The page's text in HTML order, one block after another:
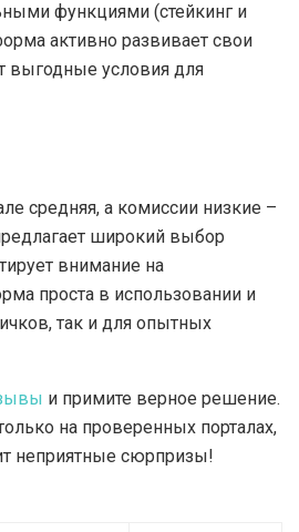
функциями (стейкинг и
активно развивает свои
выгодные условия для
средняя, а комиссии низкие –
широкий выбор
внимание на
проста в использовании и
так и для опытных
и примите верное решение.
на проверенных порталах,
неприятные сюрпризы!